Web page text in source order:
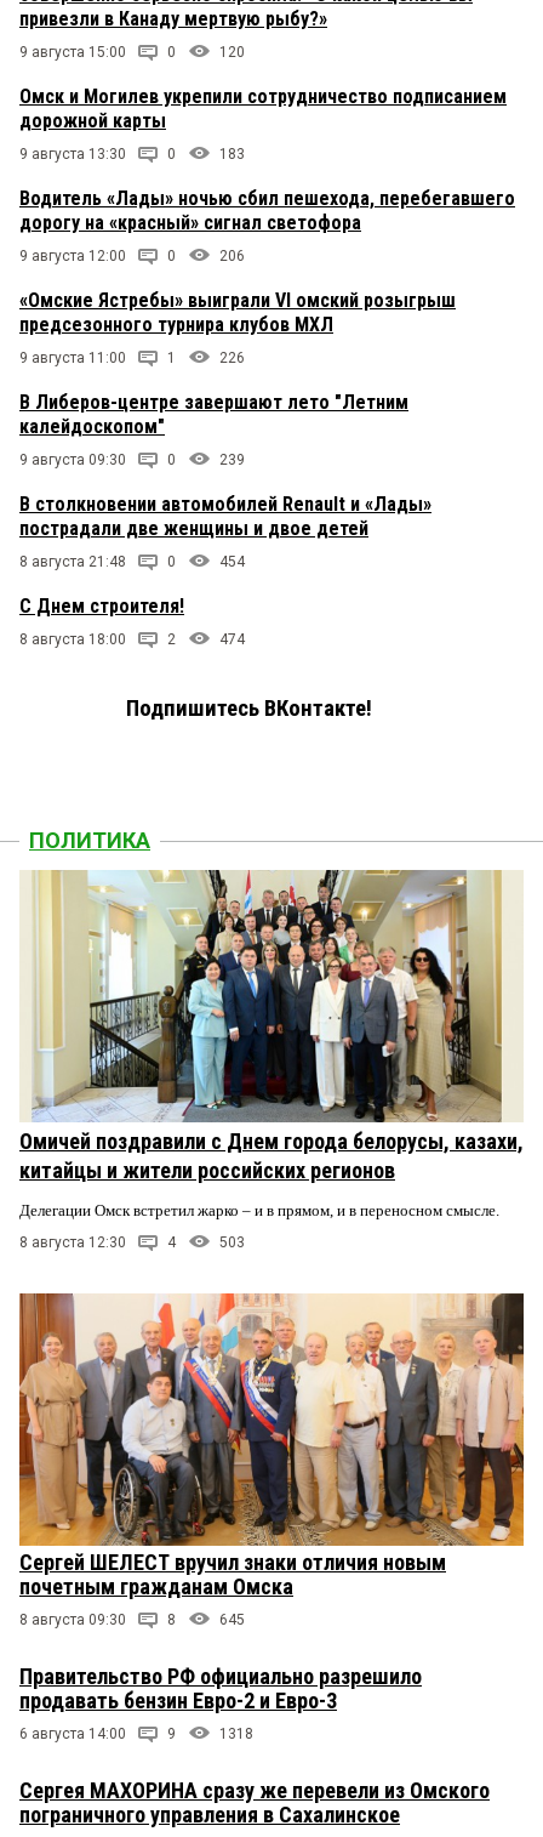
привезли в Канаду мертвую рыбу?»
9 августа 15:00 0 120
Омск и Могилев укрепили сотрудничество подписанием
дорожной карты
9 августа 13:30 0 183
Водитель «Лады» ночью сбил пешехода, перебегавшего
дорогу на «красный» сигнал светофора
9 августа 12:00 0 206
«Омские Ястребы» выиграли VI омский розыгрыш
предсезонного турнира клубов МХЛ
9 августа 11:00 1 226
В Либеров-центре завершают лето "Летним
калейдоскопом"
9 августа 09:30 0 239
В столкновении автомобилей Renault и «Лады»
пострадали две женщины и двое детей
8 августа 21:48 0 454
С Днем строителя!
8 августа 18:00 2 474
Подпишитесь ВКонтакте!
ПОЛИТИКА
Омичей поздравили с Днем города белорусы, казахи,
китайцы и жители российских регионов
Делегации Омск встретил жарко – и в прямом, и в переносном смысле.
8 августа 12:30 4 503
Сергей ШЕЛЕСТ вручил знаки отличия новым
почетным гражданам Омска
8 августа 09:30 8 645
Правительство РФ официально разрешило
продавать бензин Евро-2 и Евро-3
6 августа 14:00 9 1318
Сергея МАХОРИНА сразу же перевели из Омского
пограничного управления в Сахалинское